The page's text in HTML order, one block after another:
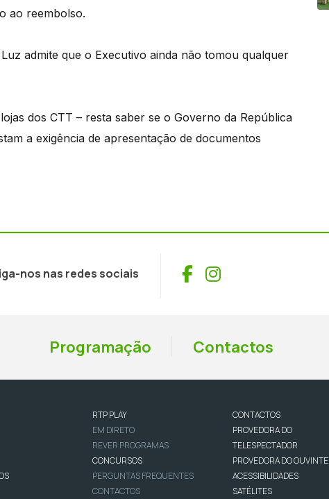
ao reembolso.
admite que o Executivo ainda não tomou qualquer
dos CTT – resta saber se o Governo da República
a exigência de apresentação de documentos
nos nas redes sociais Facebook
Instagram
Programação Contactos
RTP PLAY
EM DIRETO
REVER PROGRAMAS
CONCURSOS
PERGUNTAS FREQUENTES
CONTACTOS
CONTACTOS
PROVEDORA DO
TELESPECTADOR
PROVEDORA DO OUVINTE
ACESSIBILIDADES
SATÉLITES